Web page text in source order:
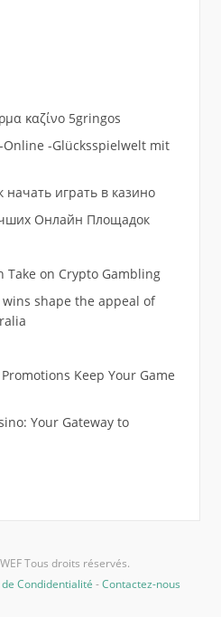
καζίνο 5gringos
Online -Glücksspielwelt mit
играть в казино
Онлайн Площадок
Take on Crypto Gambling
shape the appeal of
Keep Your Game
Your Gateway to
Tous droits réservés.
Condidentialité -Contactez-nous